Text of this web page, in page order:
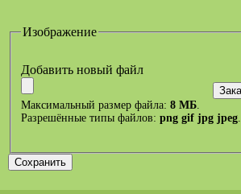
Изображение
Добавить новый файл
Максимальный размер файла: 8 МБ.
Разрешённые типы файлов: png gif jpg jpeg.